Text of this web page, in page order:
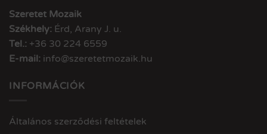
Szeretet Mozaik
Székhely: Érd, Arany J. u.
Tel.: +36 30 224 6559
E-mail: info@szeretetmozaik.hu
INFORMÁCIÓK
Általános szerződési feltételek